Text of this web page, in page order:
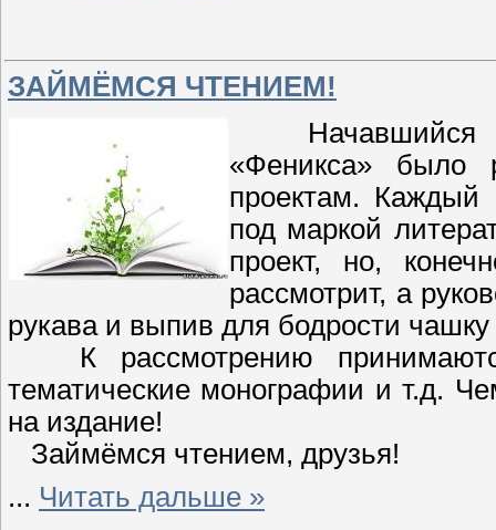
ЗАЙМЁМСЯ ЧТЕНИЕМ!
Начавшийся
«Феникса» было
проектам. Каждый
под маркой
проект, но,
рассмотрит, а
рукава и выпив для бодрости
К рассмотрению
тематические монографии и т.д.
на издание!
Займёмся чтением, друзья!
... Читать дальше »